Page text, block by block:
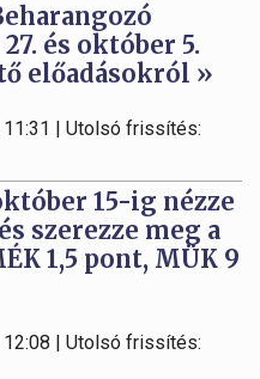
és október 5.
előadásokról »
11:31 | Utolsó frissítés:
15-ig nézze
szerezze meg a
1,5 pont, MÜK 9
12:08 | Utolsó frissítés: